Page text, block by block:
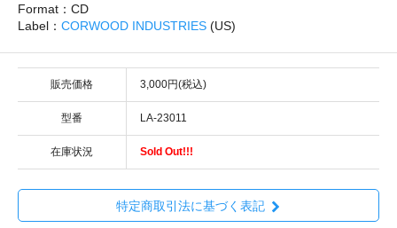
Format：CD
Label： CORWOOD INDUSTRIES (US)
販売価格 3,000円(税込)
型番 LA-23011
在庫状況 Sold Out!!!
特定商取引法に基づく表記